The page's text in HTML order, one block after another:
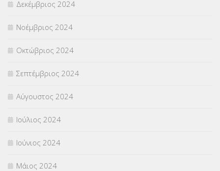
Δεκέμβριος 2024
Νοέμβριος 2024
Οκτώβριος 2024
Σεπτέμβριος 2024
Αύγουστος 2024
Ιούλιος 2024
Ιούνιος 2024
Μάιος 2024